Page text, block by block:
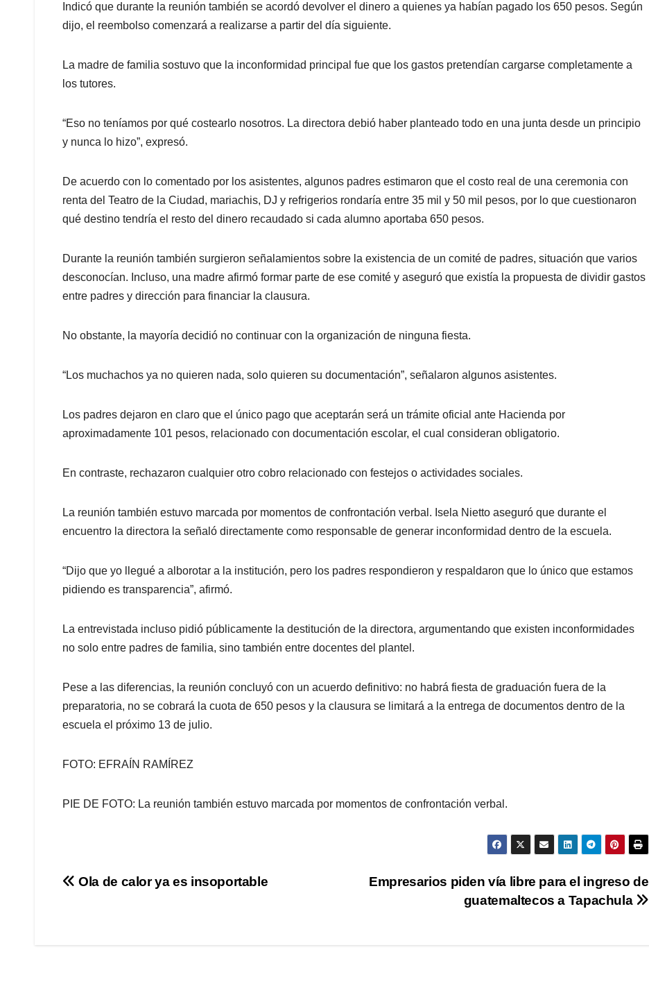
Indicó que durante la reunión también se acordó devolver el dinero a quienes ya habían pagado los 650 pesos. Según
dijo, el reembolso comenzará a realizarse a partir del día siguiente.
La madre de familia sostuvo que la inconformidad principal fue que los gastos pretendían cargarse completamente a
los tutores.
“Eso no teníamos por qué costearlo nosotros. La directora debió haber planteado todo en una junta desde un principio
y nunca lo hizo”, expresó.
De acuerdo con lo comentado por los asistentes, algunos padres estimaron que el costo real de una ceremonia con
renta del Teatro de la Ciudad, mariachis, DJ y refrigerios rondaría entre 35 mil y 50 mil pesos, por lo que cuestionaron
qué destino tendría el resto del dinero recaudado si cada alumno aportaba 650 pesos.
Durante la reunión también surgieron señalamientos sobre la existencia de un comité de padres, situación que varios
desconocían. Incluso, una madre afirmó formar parte de ese comité y aseguró que existía la propuesta de dividir gastos
entre padres y dirección para financiar la clausura.
No obstante, la mayoría decidió no continuar con la organización de ninguna fiesta.
“Los muchachos ya no quieren nada, solo quieren su documentación”, señalaron algunos asistentes.
Los padres dejaron en claro que el único pago que aceptarán será un trámite oficial ante Hacienda por
aproximadamente 101 pesos, relacionado con documentación escolar, el cual consideran obligatorio.
En contraste, rechazaron cualquier otro cobro relacionado con festejos o actividades sociales.
La reunión también estuvo marcada por momentos de confrontación verbal. Isela Nietto aseguró que durante el
encuentro la directora la señaló directamente como responsable de generar inconformidad dentro de la escuela.
“Dijo que yo llegué a alborotar a la institución, pero los padres respondieron y respaldaron que lo único que estamos
pidiendo es transparencia”, afirmó.
La entrevistada incluso pidió públicamente la destitución de la directora, argumentando que existen inconformidades
no solo entre padres de familia, sino también entre docentes del plantel.
Pese a las diferencias, la reunión concluyó con un acuerdo definitivo: no habrá fiesta de graduación fuera de la
preparatoria, no se cobrará la cuota de 650 pesos y la clausura se limitará a la entrega de documentos dentro de la
escuela el próximo 13 de julio.
FOTO: EFRAÍN RAMÍREZ
PIE DE FOTO: La reunión también estuvo marcada por momentos de confrontación verbal.
Navegación
Empresarios piden vía libre para el ingreso de
guatemaltecos a Tapachula
Ola de calor ya es insoportable